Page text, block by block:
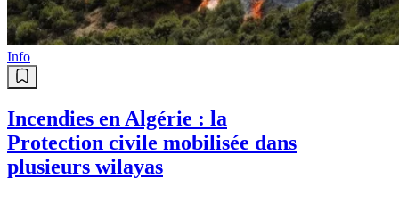
Info
Incendies en Algérie : la
Protection civile mobilisée dans
plusieurs wilayas